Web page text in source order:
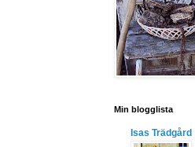
Min blogglista
Isas Trädgård